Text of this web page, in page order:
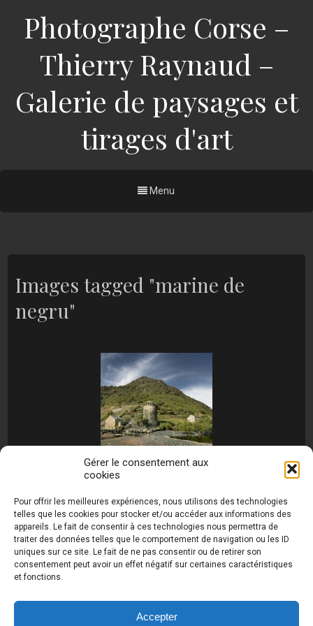
Gérer le consentement aux
cookies
Pour offrir les meilleures expériences, nous utilisons des technologies
telles que les cookies pour stocker et/ou accéder aux informations des
appareils. Le fait de consentir à ces technologies nous permettra de
traiter des données telles que le comportement de navigation ou les ID
uniques sur ce site. Le fait de ne pas consentir ou de retirer son
consentement peut avoir un effet négatif sur certaines caractéristiques
et fonctions.
Accepter
Photographe Corse –
Thierry Raynaud –
Galerie de paysages et
tirages d'art
Menu
Images tagged "marine de
negru"
raynaud.com ©
Toutes les photos de ce site sont